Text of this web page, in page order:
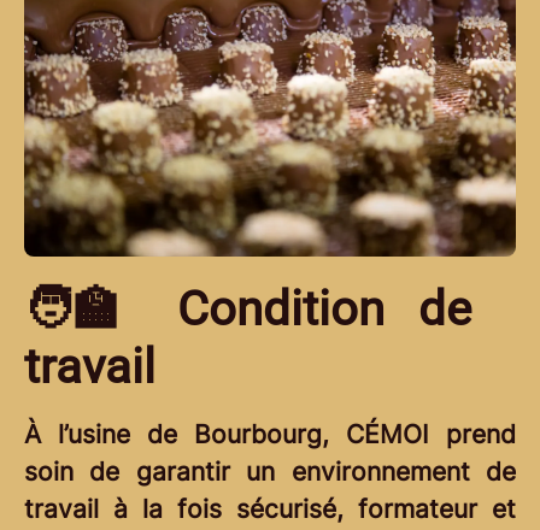
🧑‍🏫 Condition de
travail
À l’usine de Bourbourg, CÉMOI prend
soin de garantir un environnement de
travail à la fois sécurisé, formateur et